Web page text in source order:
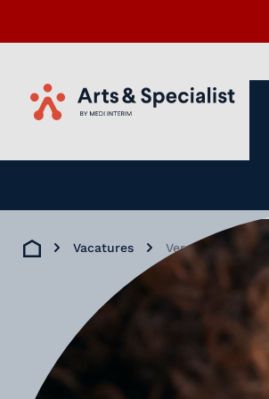
Home
Home
Vacatures Verpleegkundig